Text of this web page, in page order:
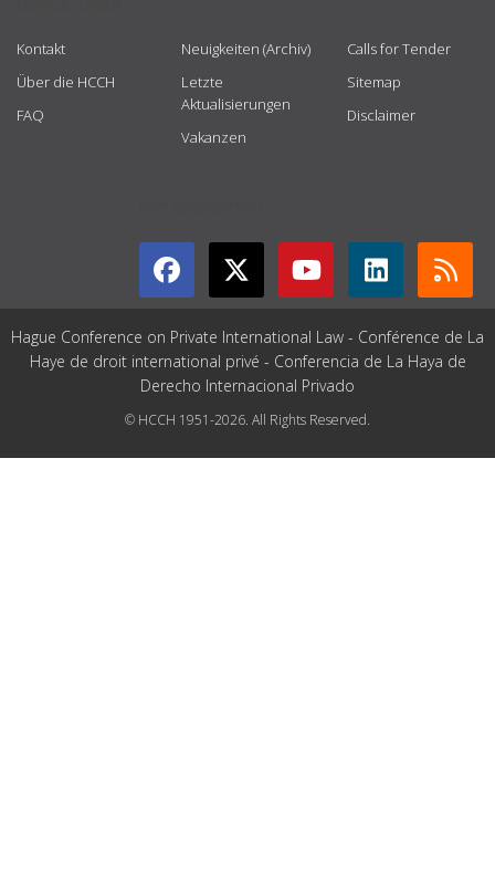
Kontakt
Über die HCCH
FAQ
Neuigkeiten (Archiv)
Letzte
Aktualisierungen
Vakanzen
Calls for Tender
Sitemap
Disclaimer
Hague Conference on Private International Law - Conférence de La
Haye de droit international privé - Conferencia de La Haya de
Derecho Internacional Privado
© HCCH 1951-2026. All Rights Reserved.